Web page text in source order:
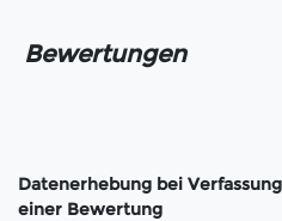
Bewertungen
Datenerhebung bei
einer Bewertung